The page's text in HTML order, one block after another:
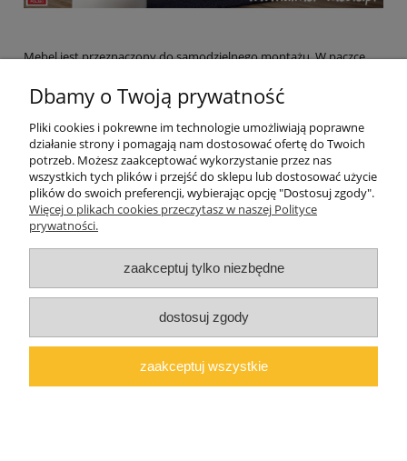
Mebel jest przeznaczony do samodzielnego montażu. W paczce
sprzedaży (paragon lub na życzenie faktura VAT).
95x60x9 cm
Pomoc
O firmie
Polski producent mebli ALMER MEBLE | Okrajszów 20, 97-500
Radomsko, woj. łódzkie | NIP: 7722212376 | E-
marcin@almermeble.pl| Telefon:
Dbamy o Twoją prywatność
Pliki cookies i pokrewne im technologie umożliwiają poprawne
działanie strony i pomagają nam dostosować ofertę do Twoich
potrzeb. Możesz zaakceptować wykorzystanie przez nas
wszystkich tych plików i przejść do sklepu lub dostosować użycie
plików do swoich preferencji, wybierając opcję "Dostosuj zgody".
Więcej o plikach cookies przeczytasz w naszej Polityce
prywatności.
zaakceptuj tylko niezbędne
dostosuj zgody
zaakceptuj wszystkie